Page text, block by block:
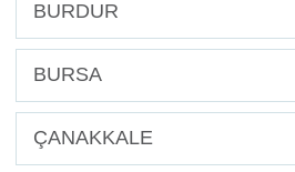
BURDUR
BURSA
ÇANAKKALE